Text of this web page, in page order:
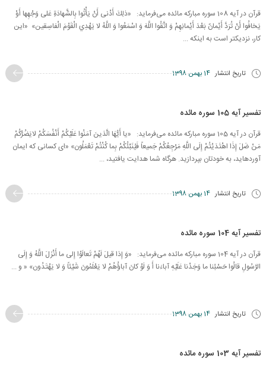
قرآن در آیه 108 سوره مبارکه مائده می‌فرماید: «ذلِكَ أَدْنى‏ أَنْ يَأْتُوا بِالشَّهادَةِ عَلى‏ وَجْهِها أَوْ
يَخافُوا أَنْ تُرَدَّ أَيْمانٌ بَعْدَ أَيْمانِهِمْ وَ اتَّقُوا اللَّهَ وَ اسْمَعُوا وَ اللَّهُ لا يَهْدِي الْقَوْمَ الْفاسِقين‏» «اين
كار، نزديكتر است به اينكه ...
تاریخ انتشار 14 بهمن 1398
تفسیر آیه 105 سوره مائده
قرآن در آیه 105 سوره مبارکه مائده می‌فرماید: «یا أَیُّهَا الَّذینَ آمَنُوا عَلَیْكُمْ أَنْفُسَكُمْ لایَضُرُّكُمْ
مَنْ‏ ضَلَ‏ إِذَا اهْتَدَیْتُمْ إِلَى اللَّهِ مَرْجِعُكُمْ جَمیعاً فَیُنَبِّئُكُمْ بِما كُنْتُمْ تَعْمَلُون» «اى كسانى كه ایمان
آورده‏اید، به خودتان بپردازید. هرگاه شما هدایت یافتید، ...
تاریخ انتشار 14 بهمن 1398
تفسیر آیه 104 سوره مائده
قرآن در آیه 104 سوره مباركه‌ مائده می‌فرماید: «وَ إِذا قیلَ لَهُمْ تَعالَوْا إِلى‏ ما أَنْزَلَ اللَّهُ وَ إِلَى
الرَّسُولِ قالُوا حَسْبُنا ما وَجَدْنا عَلَیْهِ آباءَنا أَ وَ لَوْ كانَ آباؤُهُمْ لا یَعْلَمُونَ شَیْئاً وَ لا یَهْتَدُون‏» « و ...
تاریخ انتشار 14 بهمن 1398
تفسیر آیه 103 سوره مائده